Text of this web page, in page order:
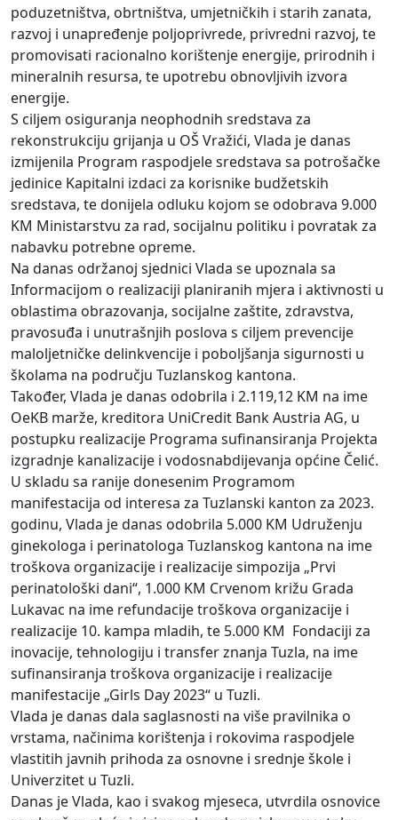
poduzetništva, obrtništva, umjetničkih i starih zanata,
razvoj i unapređenje poljoprivrede, privredni razvoj, te
promovisati racionalno korištenje energije, prirodnih i
mineralnih resursa, te upotrebu obnovljivih izvora
energije.
S ciljem osiguranja neophodnih sredstava za
rekonstrukciju grijanja u OŠ Vražići, Vlada je danas
izmijenila Program raspodjele sredstava sa potrošačke
jedinice Kapitalni izdaci za korisnike budžetskih
sredstava, te donijela odluku kojom se odobrava 9.000
KM Ministarstvu za rad, socijalnu politiku i povratak za
nabavku potrebne opreme.
Na danas održanoj sjednici Vlada se upoznala sa
Informacijom o realizaciji planiranih mjera i aktivnosti u
oblastima obrazovanja, socijalne zaštite, zdravstva,
pravosuđa i unutrašnjih poslova s ciljem prevencije
maloljetničke delinkvencije i poboljšanja sigurnosti u
školama na području Tuzlanskog kantona.
Također, Vlada je danas odobrila i 2.119,12 KM na ime
OeKB marže, kreditora UniCredit Bank Austria AG, u
postupku realizacije Programa sufinansiranja Projekta
izgradnje kanalizacije i vodosnabdijevanja općine Čelić.
U skladu sa ranije donesenim Programom
manifestacija od interesa za Tuzlanski kanton za 2023.
godinu, Vlada je danas odobrila 5.000 KM Udruženju
ginekologa i perinatologa Tuzlanskog kantona na ime
troškova organizacije i realizacije simpozija „Prvi
perinatološki dani“, 1.000 KM Crvenom križu Grada
Lukavac na ime refundacije troškova organizacije i
realizacije 10. kampa mladih, te 5.000 KM Fondaciji za
inovacije, tehnologiju i transfer znanja Tuzla, na ime
sufinansiranja troškova organizacije i realizacije
manifestacije „Girls Day 2023“ u Tuzli.
Vlada je danas dala saglasnosti na više pravilnika o
vrstama, načinima korištenja i rokovima raspodjele
vlastitih javnih prihoda za osnovne i srednje škole i
Univerzitet u Tuzli.
Danas je Vlada, kao i svakog mjeseca, utvrdila osnovice